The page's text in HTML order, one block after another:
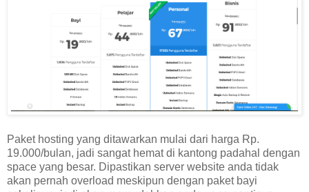
Paket hosting yang ditawarkan mulai dari harga Rp.
19.000/bulan, jadi sangat hemat di kantong padahal dengan
space yang besar. Dipastikan server website anda tidak
akan pernah overload meskipun dengan paket bayi